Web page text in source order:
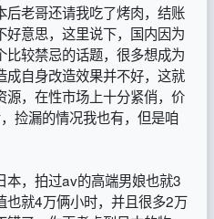
老哥还请我吃了烤肉，结账
意思，这里说下，国内因为
较禁忌的话题，很多想成为
自身改造效果并不好，这就
，在性市场上十分紧俏，价
捡漏的情况我也有，但是咱
本，拍过av的高端男娘也就3
也就4万俩小时，并且很多2万